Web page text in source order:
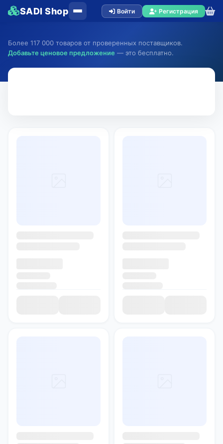
SADI Shop Войти Регистрация
Более 117 000 товаров от проверенных поставщиков.
Добавьте ценовое предложение — это бесплатно.